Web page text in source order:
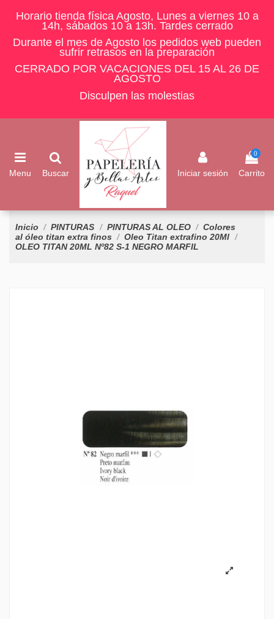
Horario tienda física Agosto, Lunes a viernes 10 a
14h, sábados 10 a 13h. Tardes cerrado
Durante el mes de Agosto los pedidos web pueden
sufrir retrasos en la preparación
CERRADO POR VACACIONES DEL 15 AL 26 DE
AGOSTO
Disculpen las molestias
Menu Buscar Iniciar sesión
0
Carrito
Inicio PINTURAS PINTURAS AL OLEO
Colores
al óleo titan extra finos
Oleo Titan extrafino 20Ml
OLEO TITAN 20ML Nº82 S-1 NEGRO MARFIL